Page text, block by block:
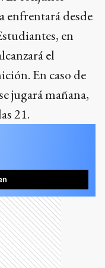
desde
en
el
En caso de
jugará mañana,
21.